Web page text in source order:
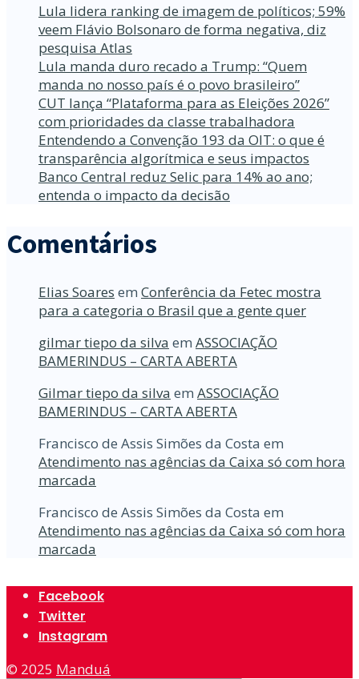
Lula lidera ranking de imagem de políticos; 59%
veem Flávio Bolsonaro de forma negativa, diz
pesquisa Atlas
Lula manda duro recado a Trump: “Quem
manda no nosso país é o povo brasileiro”
CUT lança “Plataforma para as Eleições 2026”
com prioridades da classe trabalhadora
Entendendo a Convenção 193 da OIT: o que é
transparência algorítmica e seus impactos
Banco Central reduz Selic para 14% ao ano;
entenda o impacto da decisão
Comentários
Elias Soares em Conferência da Fetec mostra
para a categoria o Brasil que a gente quer
gilmar tiepo da silva em ASSOCIAÇÃO
BAMERINDUS – CARTA ABERTA
Gilmar tiepo da silva em ASSOCIAÇÃO
BAMERINDUS – CARTA ABERTA
Francisco de Assis Simões da Costa em
Atendimento nas agências da Caixa só com hora
marcada
Francisco de Assis Simões da Costa em
Atendimento nas agências da Caixa só com hora
marcada
Facebook
Twitter
Instagram
© 2025 Manduá